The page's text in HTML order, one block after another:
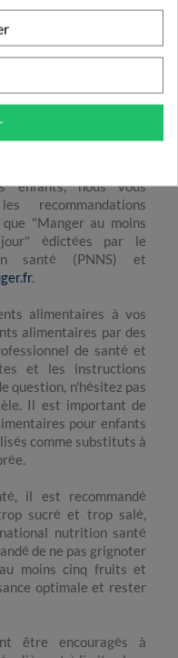
de vos professionnels
et adultes
équilibrée et variée.
nous vous
recommandations
"Manger au moins
édictées par le
santé (PNNS) et
.
alimentaires à vos
alimentaires par des
de santé et
et les instructions
question, n'hésitez pas
Il est important de
pour enfants
comme substituts à
il est recommandé
sucré et trop salé,
nutrition santé
de ne pas grignoter
moins cinq fruits et
optimale et rester
être encouragés à